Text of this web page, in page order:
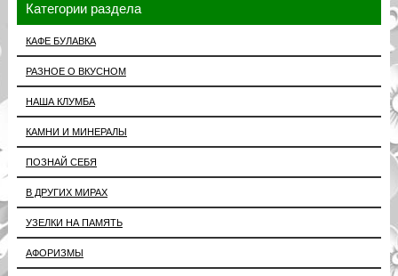
Категории раздела
КАФЕ БУЛАВКА
РАЗНОЕ О ВКУСНОМ
НАША КЛУМБА
КАМНИ И МИНЕРАЛЫ
ПОЗНАЙ СЕБЯ
В ДРУГИХ МИРАХ
УЗЕЛКИ НА ПАМЯТЬ
АФОРИЗМЫ